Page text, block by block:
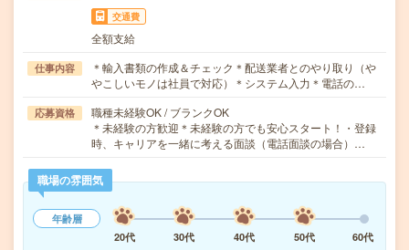
交通費
全額支給
仕事内容
＊輸入書類の作成＆チェック＊配送業者とのやり取り（や
やこしいモノは社員で対応）＊システム入力＊電話の…
応募資格
職種未経験OK / ブランクOK
＊未経験の方歓迎＊未経験の方でも安心スタート！・登録
時、キャリアを一緒に考える面談（電話面談の場合）…
職場の雰囲気
年齢層
20代
30代 40代 50代
60代